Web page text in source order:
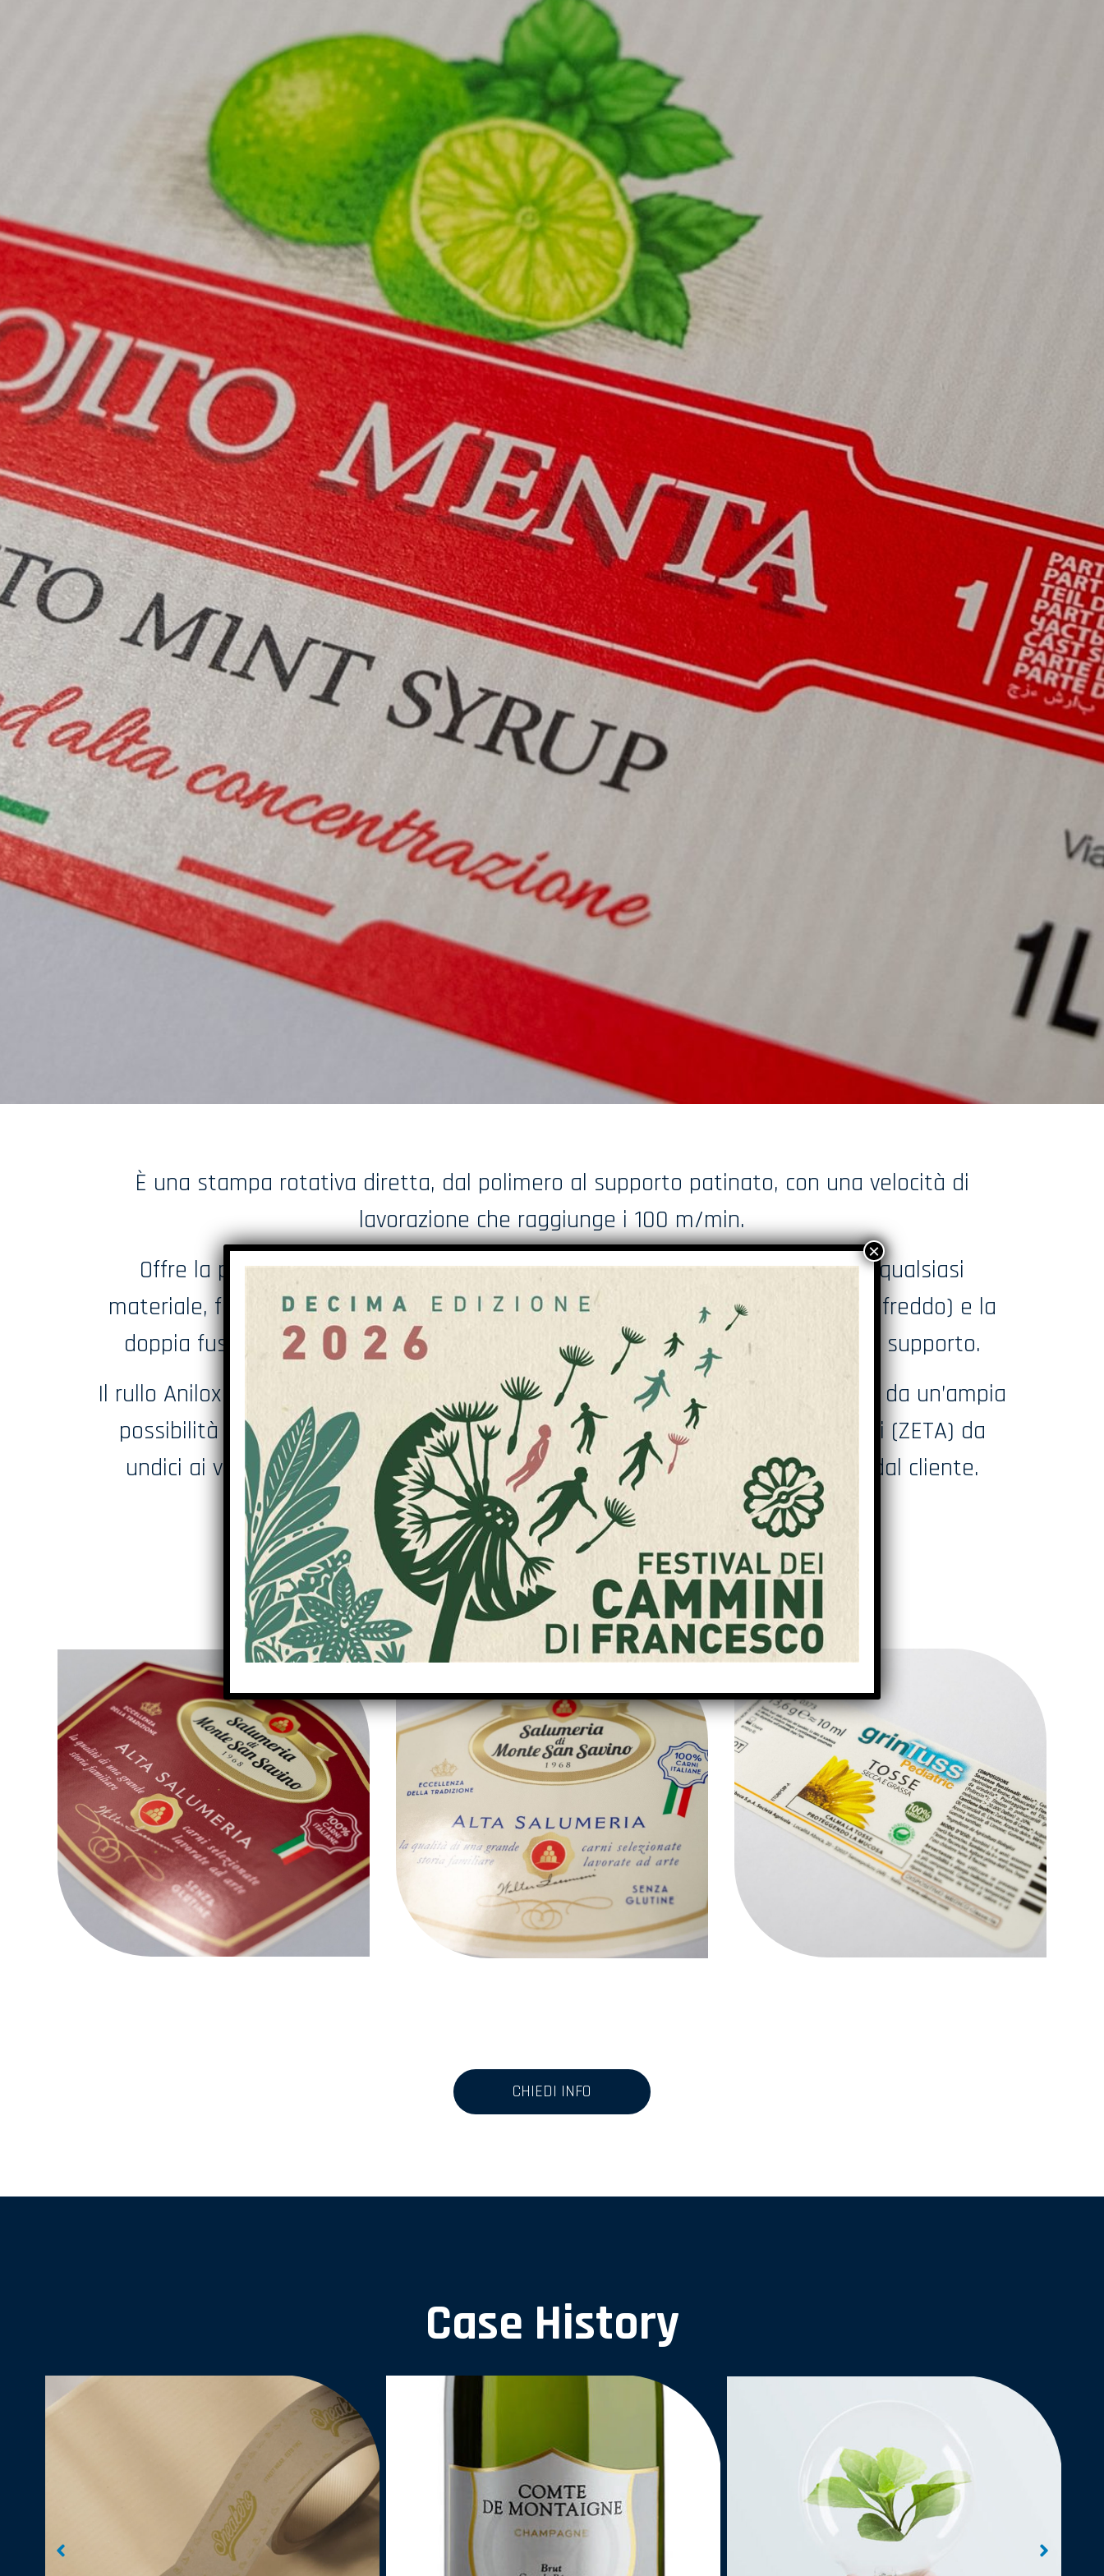
È una stampa rotativa diretta, dal polimero al supporto patinato, con una velocità di
lavorazione che raggiunge i 100 m/min.
Offre la possibilità di stampare sia sul frontale patinato che nell’adesivo di qualsiasi
materiale, fino a sette colori più la verniciatura in linea. La laminazione (film e freddo) e la
doppia fustella permettono la stampa sia sulla parte frontale che sul liner di supporto.
Il rullo Anilox che gestisce la carica dell’inchiostro il quale si trasferisce al cliché, da un’ampia
possibilità di raggiungere colori più o meno intensi e l’ampia gamma di cilindri (ZETA) da
undici ai venti pollici, garantiscono la realizzazione di tutti i formati richiesti dal cliente.
CHIEDI INFO
Case History